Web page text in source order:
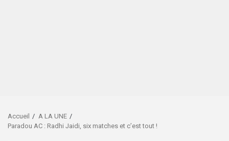
Accueil
A LA UNE
Paradou AC : Radhi Jaidi, six matches et c’est tout !